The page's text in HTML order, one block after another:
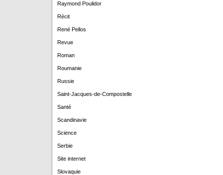
Raymond Poulidor
Récit
René Pellos
Revue
Roman
Roumanie
Russie
Saint-Jacques-de-Compostelle
Santé
Scandinavie
Science
Serbie
Site internet
Slovaquie